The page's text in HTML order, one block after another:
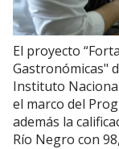
El proyecto
Gastronómicas"
Instituto
el marco del
además la
Río Negro con